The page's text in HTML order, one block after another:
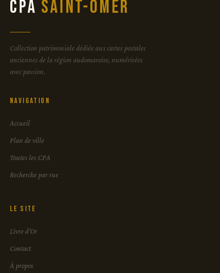
CPA Saint-Omer
Collection patrimoniale dédiée aux cartes postales
anciennes de la région audomaroise, numérisées
avec passion.
Navigation
Accueil
Plan de ville
Toutes les CPA
Recherche par rue
Le site
Livre d'Or
Contact
À propos